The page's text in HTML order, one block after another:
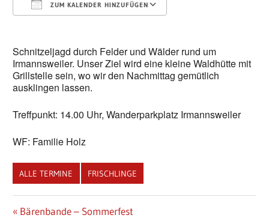
ZUM KALENDER HINZUFÜGEN
Schnitzeljagd durch Felder und Wälder rund um
Irmannsweiler. Unser Ziel wird eine kleine Waldhütte mit
Grillstelle sein, wo wir den Nachmittag gemütlich
ausklingen lassen.
Treffpunkt: 14.00 Uhr, Wanderparkplatz Irmannsweiler
WF: Familie Holz
ALLE TERMINE FRISCHLINGE
Beitragsnavigation
Vorheriger
Bärenbande – Sommerfest